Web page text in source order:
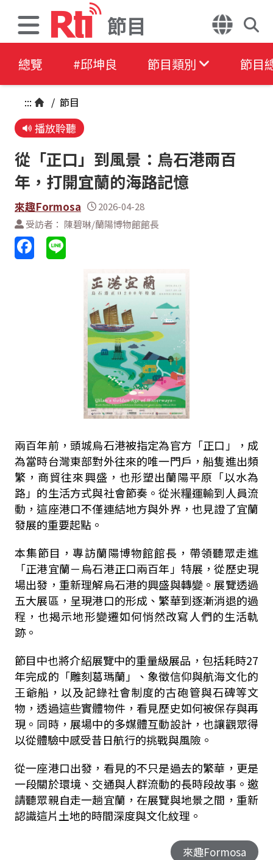
節目
總覽 #邱坤良 節目類別 節目
::: / 節目
播放聆聽
從「正口」到風景：烏石港兩百
年，打開宜蘭的海路記憶
來趣Formosa
2026-04-28
受訪者： 陳碧琳/蘭陽博物館館長
兩百年前，頭城烏石港被指定為官方「正口」，成
為當時台灣東部對外往來的唯一門戶，船隻進出頻
繁，商貿往來興盛，也形塑出蘭陽平原「以水為
路」的生活方式與社會節奏。從米糧運輸到人員流
動，這座港口不僅連結地方與外界，也見證了宜蘭
發展的重要起點。
本集節目，專訪蘭陽博物館館長，帶領聽眾走進
「正港宜蘭－烏石港正口兩百年」特展，從歷史現
場出發，重新理解烏石港的興盛與轉變。展覽透過
五大展區，呈現港口的形成、繁華到逐漸消退的過
程，也揭示地形變遷如何悄然改寫人們的生活軌
跡。
節目中也將介紹展覽中的重量級展品，包括耗時27
年完成的「雕刻葛瑪蘭」、象徵信仰與航海文化的
王爺船，以及記錄社會制度的古砲管與石碑等文
物，透過這些實體物件，看見歷史如何被保存與再
現。同時，展場中的多媒體互動設計，也讓觀眾得
以從體驗中感受昔日航行的挑戰與風險。
從一座港口出發，看見的不只是過去的繁華，更是
一段關於環境、交通與人群流動的長時段故事。邀
請聽眾親自走一趟宜蘭，在展覽與地景之間，重新
認識這片土地的時間深度與文化紋理。
來趣Formosa